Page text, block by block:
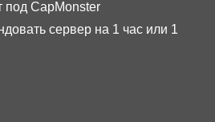
под CapMonster
сервер на 1 час или 1